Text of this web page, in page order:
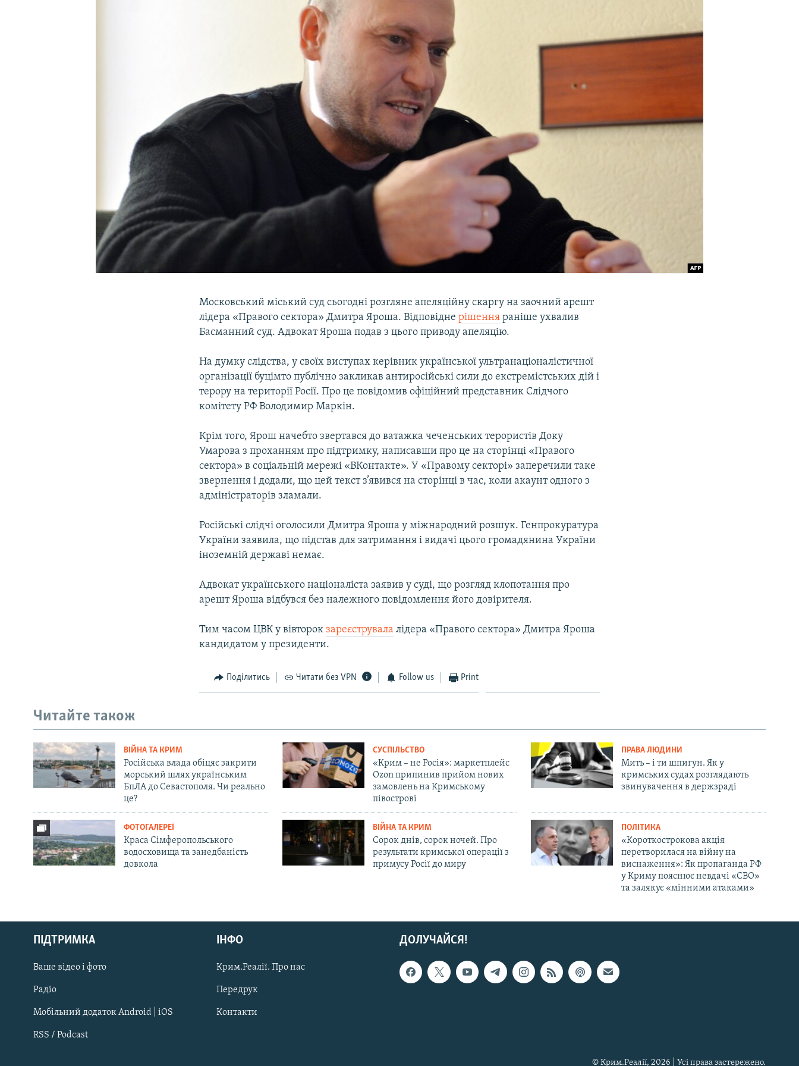
Русский
Qırımtatar
ДОЛУЧАЙСЯ!
Московський міський суд сьогодні розгляне апеляційну скаргу на заочний арешт
лідера «Правого сектора» Дмитра Яроша. Відповіднерішення раніше ухвалив
Басманний суд. Адвокат Яроша подав з цього приводу апеляцію.
На думку слідства, у своїх виступах керівник української ультранаціоналістичної
організації буцімто публічно закликав антиросійські сили до екстремістських дій і
терору на території Росії. Про це повідомив офіційний представник Слідчого
комітету РФ Володимир Маркін.
Крім того, Ярош начебто звертався до ватажка чеченських терористів Доку
Умарова з проханням про підтримку, написавши про це на сторінці «Правого
сектора» в соціальній мережі «ВКонтакте». У «Правому секторі» заперечили таке
звернення і додали, що цей текст з’явився на сторінці в час, коли акаунт одного з
адміністраторів зламали.
Російські слідчі оголосили Дмитра Яроша у міжнародний розшук. Генпрокуратура
України заявила, що підстав для затримання і видачі цього громадянина України
іноземній державі немає.
Адвокат українського націоналіста заявив у суді, що розгляд клопотання про
арешт Яроша відбувся без належного повідомлення його довірителя.
Тим часом ЦВК у вівторокзареєструвала лідера «Правого сектора» Дмитра Яроша
кандидатом у президенти.
Поділитись Читати без VPN Follow us Print
Читайте також
ВІЙНА ТА КРИМ
Російська влада обіцяє закрити
морський шлях українським
БпЛА до Севастополя. Чи реально
це?
СУСПІЛЬСТВО
«Крим – не Росія»: маркетплейс
Ozon припинив прийом нових
замовлень на Кримському
півострові
ПРАВА ЛЮДИНИ
Мить – і ти шпигун. Як у
кримських судах розглядають
звинувачення в держзраді
ФОТОГАЛЕРЕЇ
Краса Сімферопольського
водосховища та занедбаність
довкола
ВІЙНА ТА КРИМ
Сорок днів, сорок ночей. Про
результати кримської операції з
примусу Росії до миру
ПОЛІТИКА
«Короткострокова акція
перетворилася на війну на
виснаження»: Як пропаганда РФ
у Криму пояснює невдачі «СВО»
та залякує «мінними атаками»
ДОЛУЧАЙСЯ!
ПІДТРИМКА
Ваше відео і фото
Радіо
Мобільний додаток Android | iOS
RSS / Podcast
ІНФО
Крим.Реалії. Про нас
Передрук
Контакти
© Крим.Реалії, 2026 | Усі права застережено.